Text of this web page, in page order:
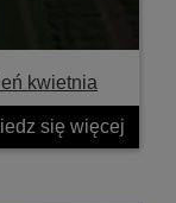
kwietnia
się więcej